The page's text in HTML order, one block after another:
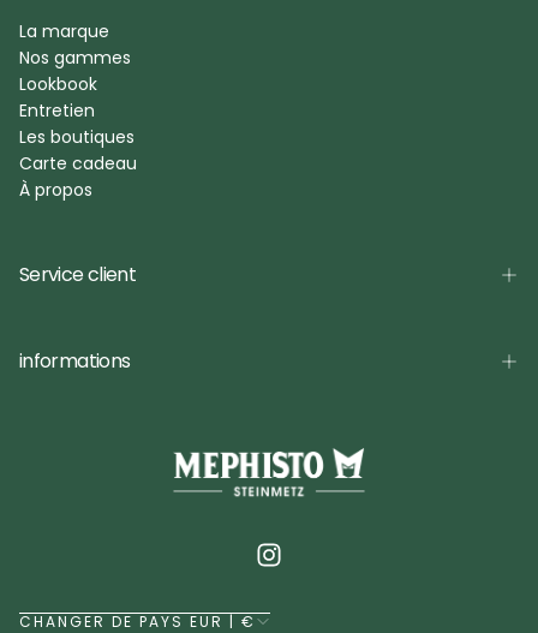
La marque
Nos gammes
Lookbook
Entretien
Les boutiques
Carte cadeau
À propos
Service client
informations
CHANGER DE PAYS EUR | €